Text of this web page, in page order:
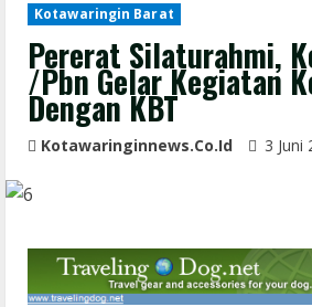
Kotawaringin Barat
Pererat Silaturahmi,
/Pbn Gelar Kegiatan
Dengan KBT
Kotawaringinnews.co.id 3 Juni